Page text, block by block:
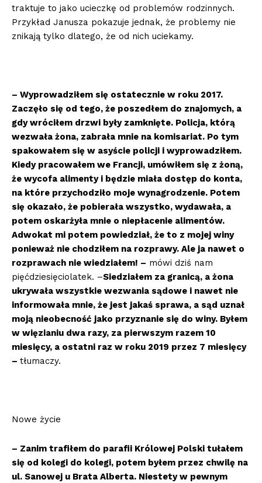
traktuje to jako ucieczkę od problemów rodzinnych.
Przykład Janusza pokazuje jednak, że problemy nie
znikają tylko dlatego, że od nich uciekamy.
– Wyprowadziłem się ostatecznie w roku 2017.
Zaczęło się od tego, że poszedłem do znajomych, a
gdy wróciłem drzwi były zamknięte. Policja, którą
wezwała żona, zabrała mnie na komisariat. Po tym
spakowałem się w asyście policji i wyprowadziłem.
Kiedy pracowałem we Francji, umówiłem się z żoną,
że wycofa alimenty i będzie miała dostęp do konta,
na które przychodziło moje wynagrodzenie. Potem
się okazało, że pobierała wszystko, wydawała, a
potem oskarżyła mnie o niepłacenie alimentów.
Adwokat mi potem powiedział, że to z mojej winy
ponieważ nie chodziłem na rozprawy. Ale ja nawet o
rozprawach nie wiedziałem! – mówi dziś nam
pięćdziesięciolatek. –Siedziałem za granicą, a żona
ukrywała wszystkie wezwania sądowe i nawet nie
informowała mnie, że jest jakaś sprawa, a sąd uznał
moją nieobecność jako przyznanie się do winy. Byłem
w więzianiu dwa razy, za pierwszym razem 10
miesięcy, a ostatni raz w roku 2019 przez 7 miesięcy
– tłumaczy.
Nowe życie
– Zanim trafiłem do parafii Królowej Polski tułałem
się od kolegi do kolegi, potem byłem przez chwilę na
ul. Sanowej u Brata Alberta. Niestety w pewnym